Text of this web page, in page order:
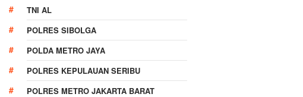
TNI AL
POLRES SIBOLGA
POLDA METRO JAYA
POLRES KEPULAUAN SERIBU
POLRES METRO JAKARTA BARAT